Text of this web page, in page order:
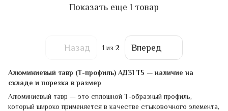
Показать еще 1 товар
Назад 1 из 2 Вперед
Алюминиевый тавр (Т-профиль) АД31 Т5 — наличие на
складе и порезка в размер
Алюминиевый тавр — это сплошной Т-образный профиль,
который широко применяется в качестве стыковочного элемента,